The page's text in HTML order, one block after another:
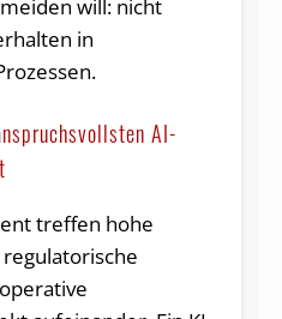
will: nicht
in
AI-
treffen hohe